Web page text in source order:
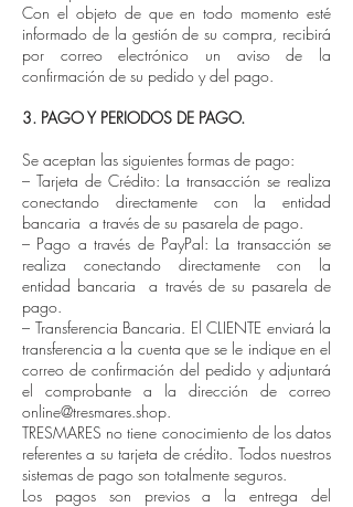
Con el objeto de que en todo momento esté
informado de la gestión de su compra, recibirá
por correo electrónico un aviso de la
confirmación de su pedido y del pago.
3. PAGO Y PERIODOS DE PAGO.
Se aceptan las siguientes formas de pago:
– Tarjeta de Crédito: La transacción se realiza
conectando directamente con la entidad
bancaria a través de su pasarela de pago.
– Pago a través de PayPal: La transacción se
realiza conectando directamente con la
entidad bancaria a través de su pasarela de
pago.
– Transferencia Bancaria. El CLIENTE enviará la
transferencia a la cuenta que se le indique en el
correo de confirmación del pedido y adjuntará
el comprobante a la dirección de correo
online@tresmares.shop.
TRESMARES no tiene conocimiento de los datos
referentes a su tarjeta de crédito. Todos nuestros
sistemas de pago son totalmente seguros.
Los pagos son previos a la entrega del